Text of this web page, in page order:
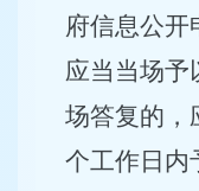
府信息公开
应当当场予
场答复的，
个工作日内